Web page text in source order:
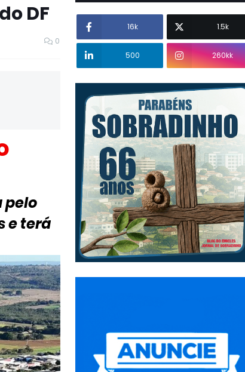
DF
0
pelo
e terá
16k 1.5k
500 260kk